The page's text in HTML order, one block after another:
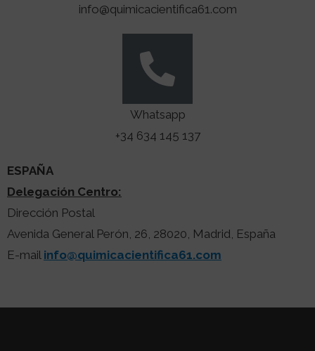
info@quimicacientifica61.com
Whatsapp
+34 634 145 137
ESPAÑA
Delegación Centro:
Dirección Postal
Avenida General Perón, 26, 28020, Madrid, España
E-mail info@quimicacientifica61.com